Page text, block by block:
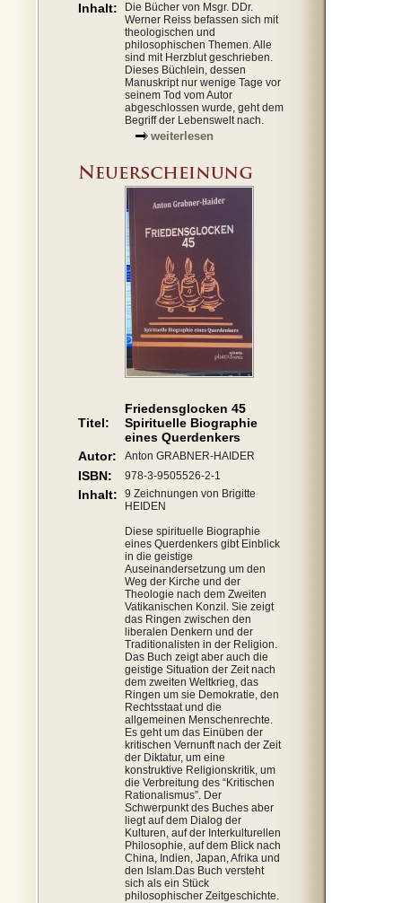
Inhalt:
Die Bücher von Msgr. DDr.
Werner Reiss befassen sich mit
theologischen und
philosophischen Themen. Alle
sind mit Herzblut geschrieben.
Dieses Büchlein, dessen
Manuskript nur wenige Tage vor
seinem Tod vom Autor
abgeschlossen wurde, geht dem
Begriff der Lebenswelt nach.
weiterlesen
Titel:
Friedensglocken 45
Spirituelle Biographie
eines Querdenkers
Autor:
Anton GRABNER-HAIDER
ISBN: 978-3-9505526-2-1
Inhalt:
9 Zeichnungen von Brigitte
HEIDEN
Diese spirituelle Biographie
eines Querdenkers gibt Einblick
in die geistige
Auseinandersetzung um den
Weg der Kirche und der
Theologie nach dem Zweiten
Vatikanischen Konzil. Sie zeigt
das Ringen zwischen den
liberalen Denkern und der
Traditionalisten in der Religion.
Das Buch zeigt aber auch die
geistige Situation der Zeit nach
dem zweiten Weltkrieg, das
Ringen um sie Demokratie, den
Rechtsstaat und die
allgemeinen Menschenrechte.
Es geht um das Einüben der
kritischen Vernunft nach der Zeit
der Diktatur, um eine
konstruktive Religionskritik, um
die Verbreitung des “Kritischen
Rationalismus”. Der
Schwerpunkt des Buches aber
liegt auf dem Dialog der
Kulturen, auf der Interkulturellen
Philosophie, auf dem Blick nach
China, Indien, Japan, Afrika und
den Islam.Das Buch versteht
sich als ein Stück
philosophischer Zeitgeschichte.